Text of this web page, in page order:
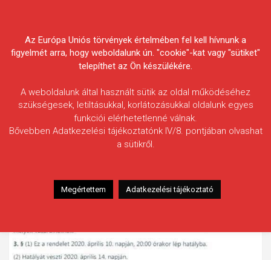
Egyesületek Szövetsége
Az Európa Uniós törvények értelmében fel kell hívnunk a
figyelmét arra, hogy weboldalunk ún. "cookie"-kat vagy "sütiket"
telepíthet az Ön készülékére.
A weboldalunk által használt sütik az oldal működéséhez
szükségesek, letiltásukkal, korlátozásukkal oldalunk egyes
funkciói elérhetetlenné válnak.
Bővebben Adatkezelési tájékoztatónk IV/8. pontjában olvashat
a sütikről.
Megértettem Adatkezelési tájékoztató